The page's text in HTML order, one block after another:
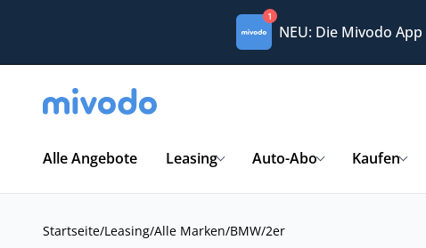
1
NEU: Die Mivodo App
Alle Angebote Leasing Auto-Abo Kaufen
Startseite/Leasing/Alle Marken/BMW/2er